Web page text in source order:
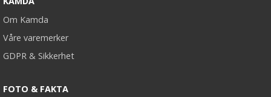
Om Kamda
Våre varemerker
GDPR & Sikkerhet
FOTO & FAKTA